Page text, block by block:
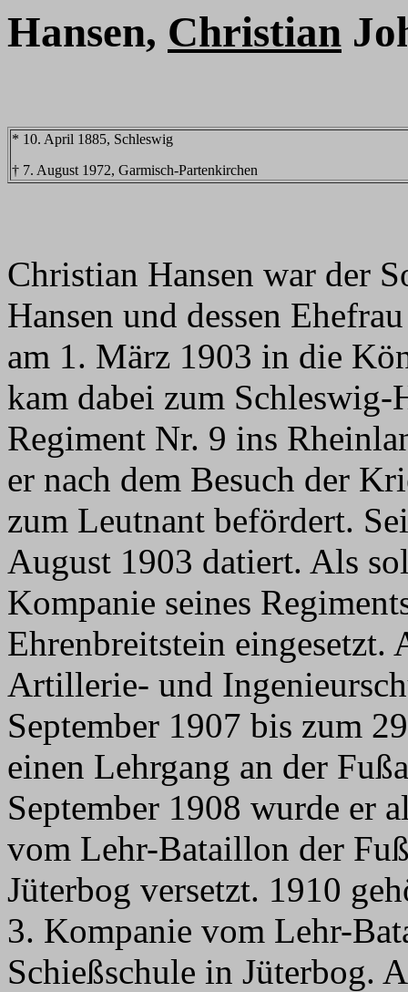
Hansen, Christian
* 10. April 1885, Schleswig
† 7. August 1972, Garmisch-Partenkirchen
Christian Hansen war der
Hansen und dessen
am 1. März 1903 in die
kam dabei zum
Regiment Nr. 9 ins
er nach dem Besuch der
zum Leutnant befördert.
August 1903 datiert. Als
Kompanie seines
Ehrenbreitstein
Artillerie- und
September 1907 bis zum
einen Lehrgang an der
September 1908 wurde er
vom Lehr-Bataillon der
Jüterbog versetzt. 1910
3. Kompanie vom Lehr-
Schießschule in Jüterbog.